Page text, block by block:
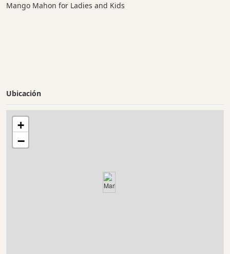
Mango Mahon for Ladies and Kids
Ubicación
+
−